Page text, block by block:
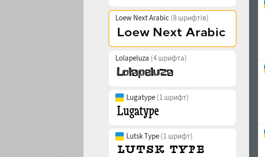
Loew Next Arabic (8 шрифтів)
Lolapeluza (4 шрифта)
Lugatype (1 шрифт)
Lutsk Type (1 шрифт)